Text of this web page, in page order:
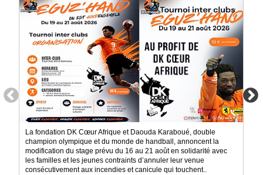
La fondation DK Cœur Afrique et Daouda Karaboué, double
champion olympique et du monde de handball, annoncent la
modification du stage prévu du 16 au 21 août en solidarité avec
les familles et les jeunes contraints d’annuler leur venue
consécutivement aux incendies et canicule qui touchent..